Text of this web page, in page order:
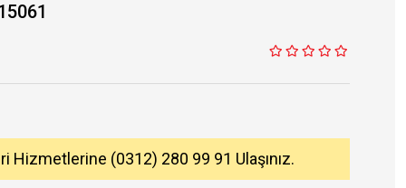
Hizmetlerine (0312) 280 99 91 Ulaşınız.